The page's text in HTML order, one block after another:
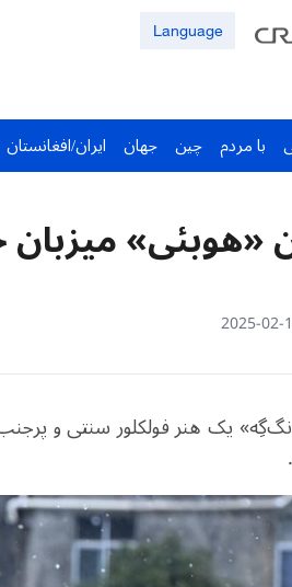
Language
با مردم چین جهان ایران/افغانستان
«هوبئی»
گِه»یکهنر فولکلور سنتیو
.